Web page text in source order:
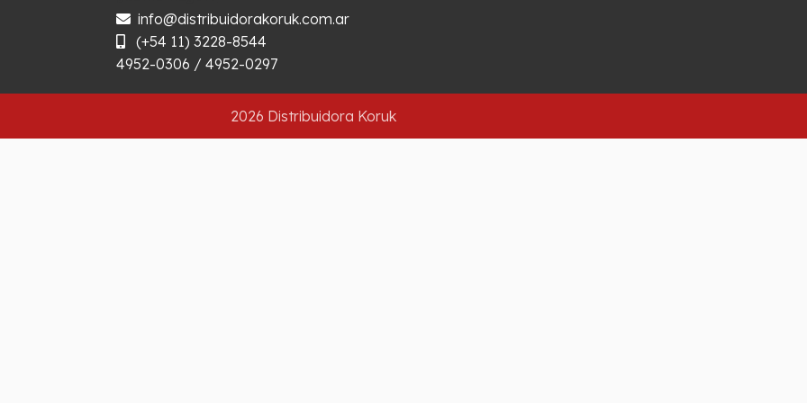
info@distribuidorakoruk.com.ar
(+54 11) 3228-8544
4952-0306 / 4952-0297
2026 Distribuidora Koruk